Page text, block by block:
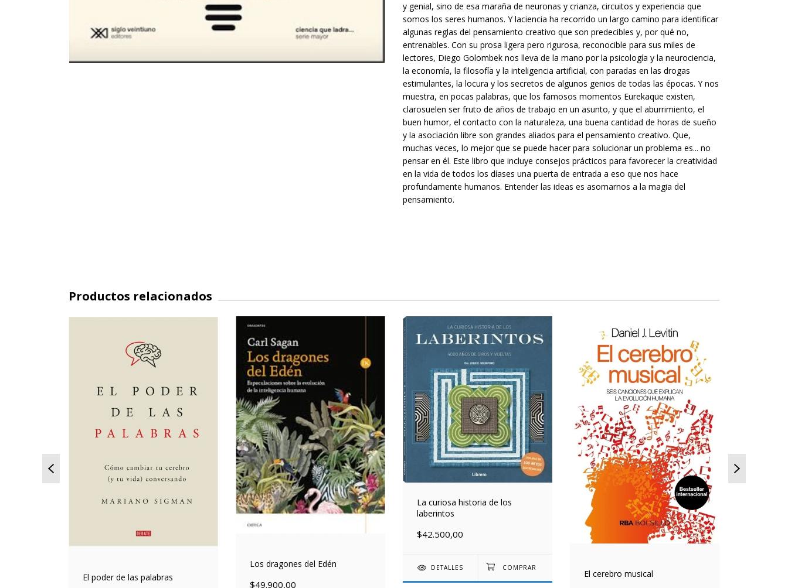
y genial, sino de esa maraña de neuronas y crianza, circuitos y experiencia que
somos los seres humanos. Y laciencia ha recorrido un largo camino para identificar
algunas reglas del pensamiento creativo que son predecibles y, por qué no,
entrenables. Con su prosa ligera pero rigurosa, reconocible para sus miles de
lectores, Diego Golombek nos lleva de la mano por la psicología y la neurociencia,
la economía, la filosofía y la inteligencia artificial, con paradas en las drogas
estimulantes, la locura y los secretos de algunos genios de todas las épocas. Y nos
muestra, en pocas palabras, que los famosos momentos Eurekaque existen,
clarosuelen ser fruto de años de trabajo en un asunto, y que el aburrimiento, el
buen humor, el contacto con la naturaleza, una buena cantidad de horas de sueño
y la asociación libre son grandes aliados para el pensamiento creativo. Que,
muchas veces, lo mejor que se puede hacer para solucionar un problema es... no
pensar en él. Este libro que incluye consejos prácticos para favorecer la creatividad
en la vida de todos los díases una puerta de entrada a eso que nos hace
profundamente humanos. Entender las ideas es asomarnos a la magia del
pensamiento.
Productos relacionados
El poder de las palabras
Los dragones del Edén
$49.900,00
La curiosa historia de los
laberintos
$42.500,00
DETALLES
El cerebro musical